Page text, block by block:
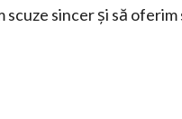
sincer și să oferim